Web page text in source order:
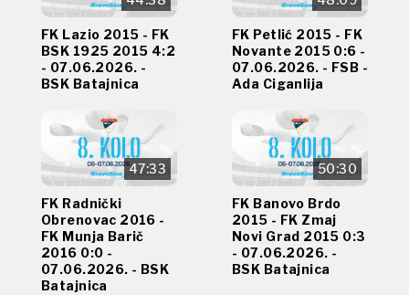
FK Lazio 2015 - FK
BSK 1925 2015 4:2
- 07.06.2026. -
BSK Batajnica
FK Petlić 2015 - FK
Novante 2015 0:6 -
07.06.2026. - FSB -
Ada Ciganlija
47:33
FK Radnički
Obrenovac 2016 -
FK Munja Barič
2016 0:0 -
07.06.2026. - BSK
Batajnica
50:30
FK Banovo Brdo
2015 - FK Zmaj
Novi Grad 2015 0:3
- 07.06.2026. -
BSK Batajnica